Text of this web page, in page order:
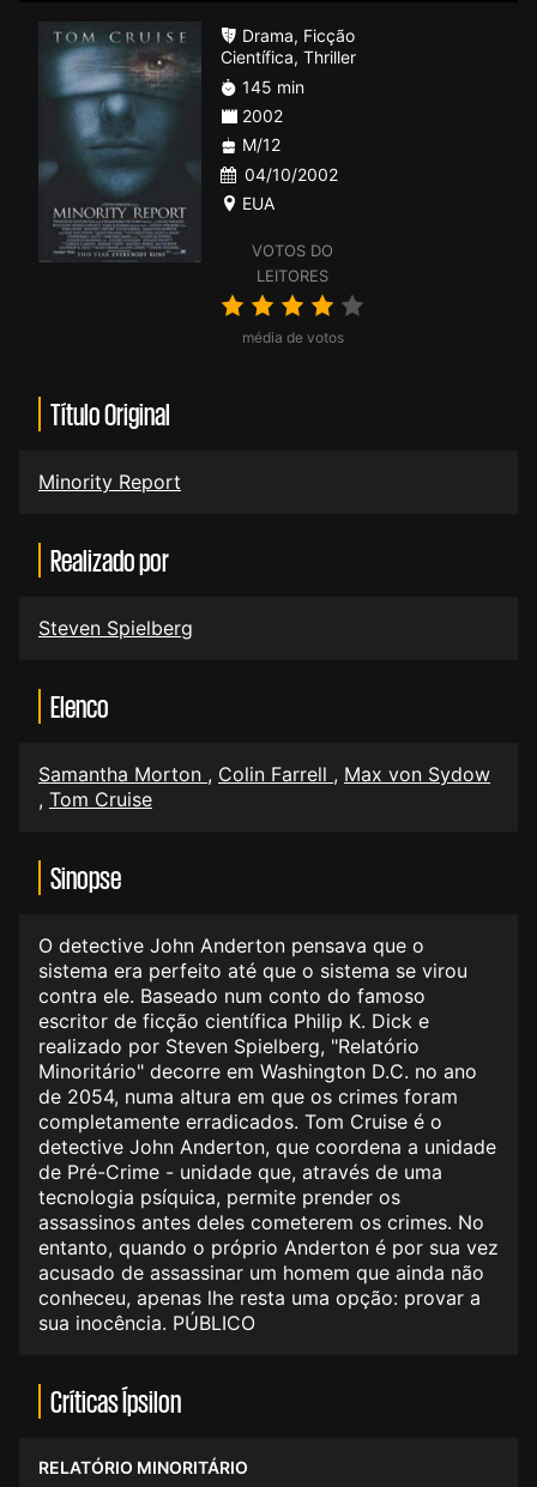
VOTOS DO
LEITORES
média de votos
Drama, Ficção
Científica, Thriller
145 min
2002
M/12
04/10/2002
EUA
Título Original
Minority Report
Realizado por
Steven Spielberg
Elenco
Samantha Morton , Colin Farrell , Max von Sydow
, Tom Cruise
Sinopse
O detective John Anderton pensava que o
sistema era perfeito até que o sistema se virou
contra ele. Baseado num conto do famoso
escritor de ficção científica Philip K. Dick e
realizado por Steven Spielberg, "Relatório
Minoritário" decorre em Washington D.C. no ano
de 2054, numa altura em que os crimes foram
completamente erradicados. Tom Cruise é o
detective John Anderton, que coordena a unidade
de Pré-Crime - unidade que, através de uma
tecnologia psíquica, permite prender os
assassinos antes deles cometerem os crimes. No
entanto, quando o próprio Anderton é por sua vez
acusado de assassinar um homem que ainda não
conheceu, apenas lhe resta uma opção: provar a
sua inocência. PÚBLICO
Críticas Ípsilon
RELATÓRIO MINORITÁRIO